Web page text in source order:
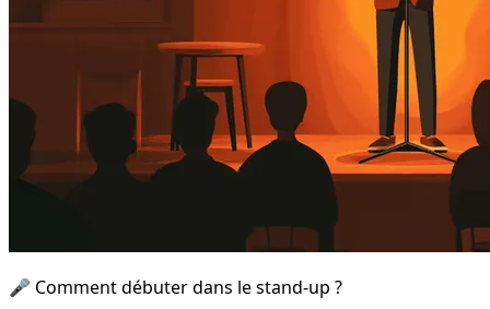
🎤 Comment débuter dans le stand-up ?